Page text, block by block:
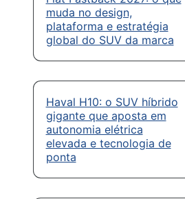
muda no design,
plataforma e estratégia
global do SUV da marca
Haval H10: o SUV híbrido
gigante que aposta em
autonomia elétrica
elevada e tecnologia de
ponta